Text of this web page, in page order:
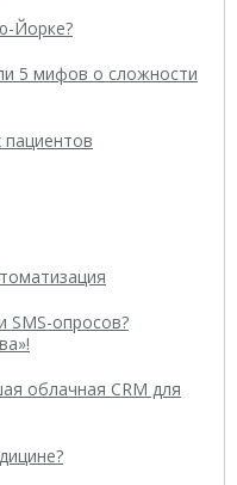
Йорке?
5 мифов о сложности
SMS-опросов?
облачная CRM для